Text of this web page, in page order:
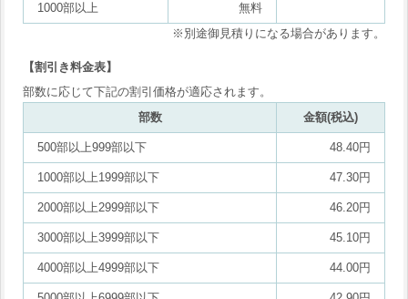
1000部以上
無料
※別途御見積りになる場合があります。
【割引き料金表】
部数に応じて下記の割引価格が適応されます。
部数
金額(税込)
500部以上999部以下 48.40円
1000部以上1999部以下 47.30円
2000部以上2999部以下 46.20円
3000部以上3999部以下 45.10円
4000部以上4999部以下 44.00円